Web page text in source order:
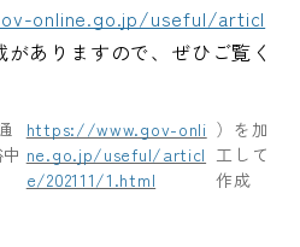
online.go.jp/useful/articl
がありますので、ぜひご覧く
https://www.gov-onli
ne.go.jp/useful/articl
e/202111/1.html
）を加
工して
作成